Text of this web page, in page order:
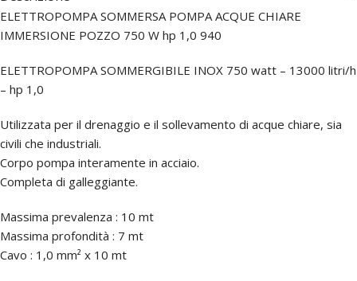
ELETTROPOMPA SOMMERSA POMPA ACQUE CHIARE
IMMERSIONE POZZO 750 W hp 1,0 940
ELETTROPOMPA SOMMERGIBILE INOX 750 watt – 13000 litri/h
– hp 1,0
Utilizzata per il drenaggio e il sollevamento di acque chiare, sia
civili che industriali.
Corpo pompa interamente in acciaio.
Completa di galleggiante.
Massima prevalenza : 10 mt
Massima profondità : 7 mt
Cavo : 1,0 mm² x 10 mt